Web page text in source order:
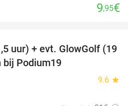
9,95€
36%
uur) + evt. GlowGolf (19
bij Podium19
9.6 star